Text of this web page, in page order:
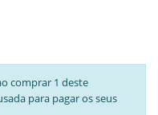
comprar 1 deste
para pagar os seus